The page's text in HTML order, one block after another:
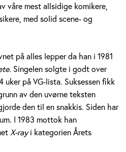
våre mest allsidige komikere,
med solid scene- og
på alles lepper da han i 1981
Singelen solgte i godt over
uker på VG-lista. Suksessen fikk
av den uvørne teksten
den til en snakkis. Siden har
I 1983 mottok han
X-rayi kategorien Årets